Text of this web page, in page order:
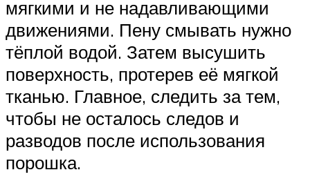
мягкими и не надавливающими
движениями. Пену смывать нужно
тёплой водой. Затем высушить
поверхность, протерев её мягкой
тканью. Главное, следить за тем,
чтобы не осталось следов и
разводов после использования
порошка.